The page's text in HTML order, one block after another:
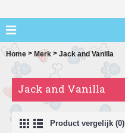
Home > Merk > Jack and Vanilla
Jack and Vanilla
Product vergelijk (0)